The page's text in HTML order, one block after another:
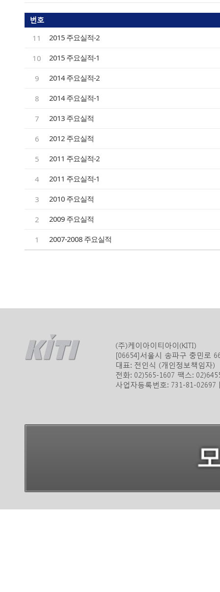
번호
11
2015 주요실적-2
10 2015 주요실적-1
9 2014 주요실적-2
8 2014 주요실적-1
7 2013 주요실적
6 2012 주요실적
5 2011 주요실적-2
4 2011 주요실적-1
3 2010 주요실적
2 2009 주요실적
1 2007-2008 주요실적
(주)케이아이티아이(KITI)
[06654]서울시 송파구 충민로
대표: 전인식 (개인정보책임자)
전화: 02)565-1607 팩스:
사업자등록번호: 731-81-